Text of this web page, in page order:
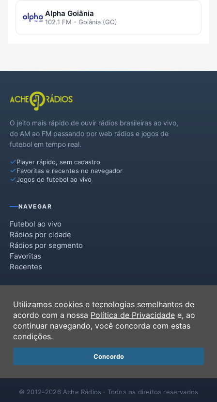
Alpha Goiânia
102.1 FM - Goiânia (GO)
O jeito mais rápido de ouvir rádios brasileiras ao vivo,
do AM ao FM passando por web rádios e jogos de
futebol em tempo real.
Player rápido, sem cadastro
Favoritas e recentes no navegador
Jogos de futebol ao vivo
NAVEGAR
Futebol ao vivo
Rádios por cidade
Rádios por segmento
Favoritas
Recentes
Termos de Uso
Política de Privacidade
Ferramentas
Contato
© 2012–2026 Ache Rádios · Todos os direitos reservados
Utilizamos cookies e tecnologias semelhantes de
acordo com a nossa Política de Privacidade e, ao
continuar navegando, você concorda com estas
condições.
Concordo